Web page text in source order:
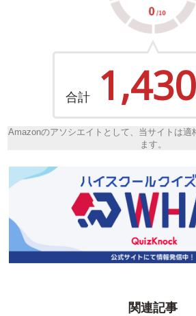
合計 1,430
Amazonのアソシエイトとして、当サイトは適
ます。
関連記事